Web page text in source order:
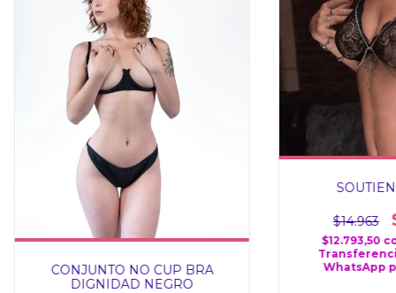
CONJUNTO NO CUP BRA
DIGNIDAD NEGRO
$14.963
$12.793,50
WhatsApp